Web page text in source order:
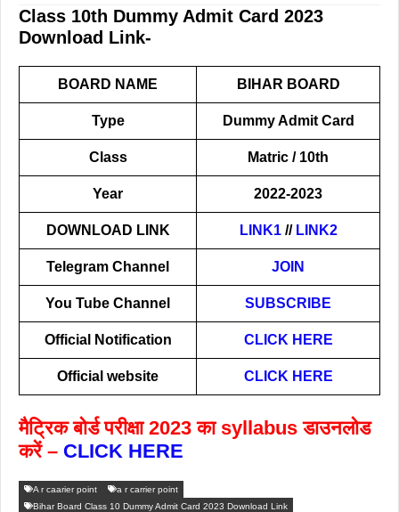
Class 10th Dummy Admit Card 2023
Download Link-
BOARD NAME BIHAR BOARD
Type Dummy Admit Card
Class Matric / 10th
Year 2022-2023
DOWNLOAD LINK LINK1// LINK2
Telegram Channel JOIN
You Tube Channel SUBSCRIBE
Official Notification CLICK HERE
Official website CLICK HERE
मैट्रिक बोर्ड परीक्षा 2023 का syllabus डाउनलोड
करें – CLICK HERE
A r caarier point
a r carrier point
Bihar Board Class 10 Dummy Admit Card 2023 Download Link